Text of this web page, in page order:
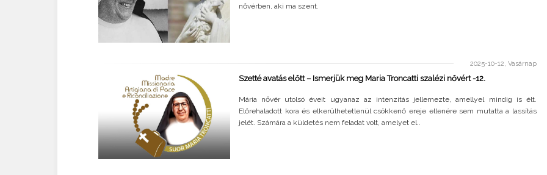
nővérben, aki ma szent.
2025-10-12, Vasárnap
Szetté avatás előtt – Ismerjük meg Maria Troncatti szalézi nővért -12.
Mária nővér utolsó éveit ugyanaz az intenzitás jellemezte, amellyel mindig is élt.
Előrehaladott kora és elkerülhetetlenül csökkenő ereje ellenére sem mutatta a lassítás
jelét. Számára a küldetés nem feladat volt, amelyet el..